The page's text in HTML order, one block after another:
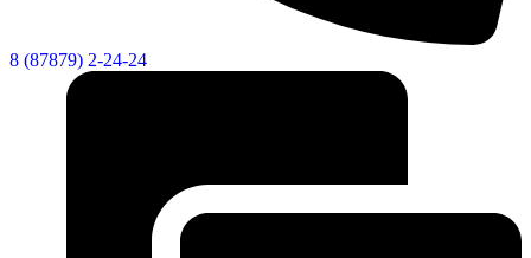
Об округе
8 (87879) 2-24-24